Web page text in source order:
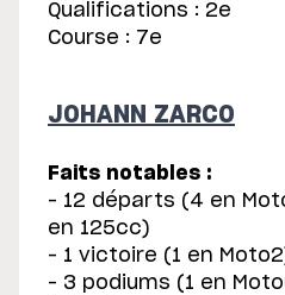
Qualifications : 2e
Course : 7e
JOHANN ZARCO
Faits notables :
– 12 départs (4 en
en 125cc)
– 1 victoire (1 en
– 3 podiums (1 en